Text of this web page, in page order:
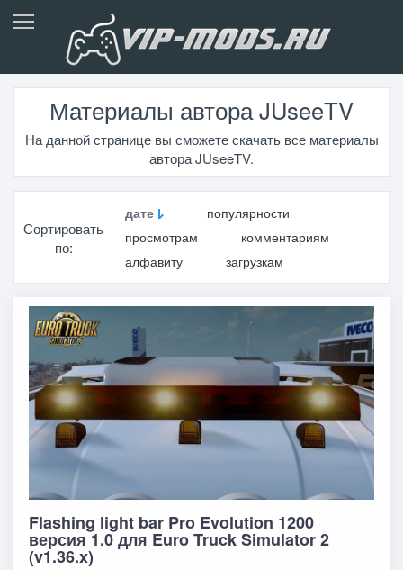
Материалы автора JUseeTV
На данной странице вы сможете скачать все материалы
автора JUseeTV.
Сортировать
по:
дате
популярности
просмотрам
комментариям
алфавиту
загрузкам
Flashing light bar Pro Evolution 1200
версия 1.0 для Euro Truck Simulator 2
(v1.36.x)